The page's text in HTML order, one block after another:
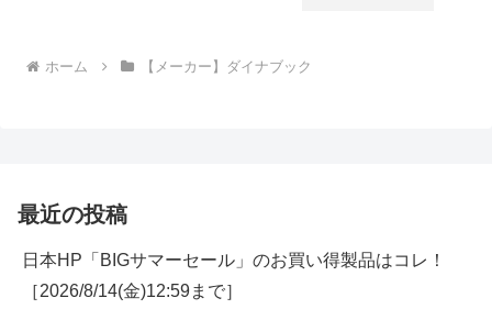
ホーム 【メーカー】ダイナブック
最近の投稿
日本HP「BIGサマーセール」のお買い得製品はコレ！
［2026/8/14(金)12:59まで］